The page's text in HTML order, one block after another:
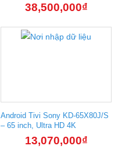
38,500,000₫
Android Tivi Sony KD-65X80J/S
– 65 inch, Ultra HD 4K
13,070,000₫